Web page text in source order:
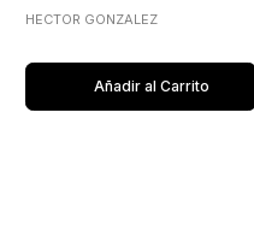
HECTOR GONZALEZ
Añadir al Carrito